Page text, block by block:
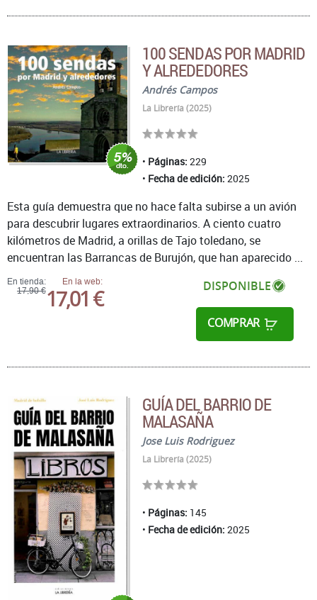
100 SENDAS POR MADRID
Y ALREDEDORES
Andrés Campos
La Librería (2025)
Páginas: 229
Fecha de edición: 2025
En tienda:
17,90 €
En la web:
17,01 € DISPONIBLE
COMPRAR
Esta guía demuestra que no hace falta subirse a un avión
para descubrir lugares extraordinarios. A ciento cuatro
kilómetros de Madrid, a orillas de Tajo toledano, se
encuentran las Barrancas de Burujón, que han aparecido ...
GUÍA DEL BARRIO DE
MALASAÑA
Jose Luis Rodriguez
La Librería (2025)
Páginas: 145
Fecha de edición: 2025